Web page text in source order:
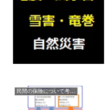
民間の保険について考える